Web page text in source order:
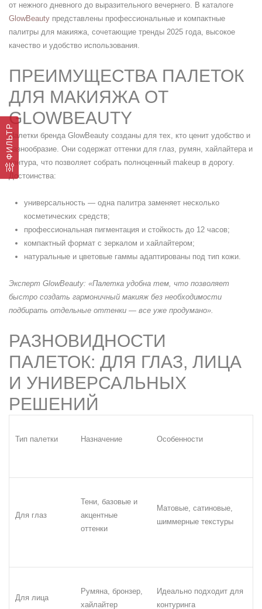
ФИЛЬТР
от нежного дневного до выразительного вечернего. В каталоге
GlowBeauty представлены профессиональные и компактные
палитры для макияжа, сочетающие тренды 2025 года, высокое
качество и удобство использования.
ПРЕИМУЩЕСТВА ПАЛЕТОК
ДЛЯ МАКИЯЖА ОТ
GLOWBEAUTY
Палетки бренда GlowBeauty созданы для тех, кто ценит удобство и
разнообразие. Они содержат оттенки для глаз, румян, хайлайтера и
контура, что позволяет собрать полноценный makeup в дорогу.
Достоинства:
универсальность — одна палитра заменяет несколько
косметических средств;
профессиональная пигментация и стойкость до 12 часов;
компактный формат с зеркалом и хайлайтером;
натуральные и цветовые гаммы адаптированы под тип кожи.
Эксперт GlowBeauty: «Палетка удобна тем, что позволяет
быстро создать гармоничный макияж без необходимости
подбирать отдельные оттенки — все уже продумано».
РАЗНОВИДНОСТИ
ПАЛЕТОК: ДЛЯ ГЛАЗ, ЛИЦА
И УНИВЕРСАЛЬНЫХ
РЕШЕНИЙ
Тип палетки Назначение Особенности
Для глаз
Тени, базовые и
акцентные
оттенки
Матовые, сатиновые,
шиммерные текстуры
Для лица
Румяна, бронзер,
хайлайтер
Идеально подходит для
контуринга